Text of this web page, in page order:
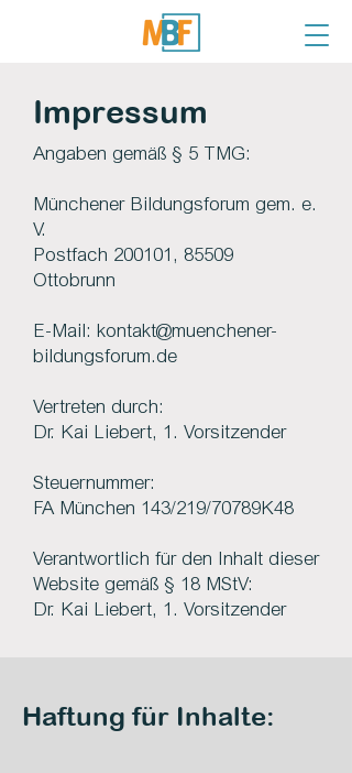
Impressum
Angaben gemäß § 5 TMG:
Münchener Bildungsforum gem. e.
V.
Postfach 200101, 85509
Ottobrunn
E-Mail: kontakt@muenchener-
bildungsforum.de
Vertreten durch:
Dr. Kai Liebert, 1. Vorsitzender
Steuernummer:
FA München 143/219/70789K48
Verantwortlich für den Inhalt dieser
Website gemäß § 18 MStV:
Dr. Kai Liebert, 1. Vorsitzender
Haftung für Inhalte: